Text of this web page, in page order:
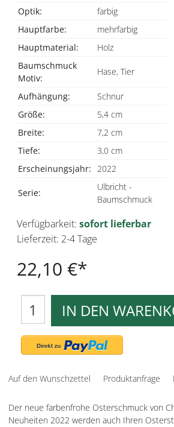
Optik:
farbig
Hauptfarbe:
mehrfarbig
Hauptmaterial:
Holz
Baumschmuck
Motiv:
Hase, Tier
Aufhängung:
Schnur
Größe:
5,4 cm
Breite:
7,2 cm
Tiefe:
3,0 cm
Erscheinungsjahr: 2022
Serie:
Ulbricht -
Baumschmuck
Verfügbarkeit: sofort lieferbar
Lieferzeit: 2-4 Tage
22,10 €
IN DEN
Auf den Wunschzettel Produktanfrage
Der neue farbenfrohe Osterschmuck von
Neuheiten 2022 werden auch Ihren